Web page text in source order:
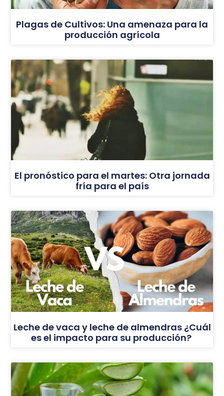
Plagas de Cultivos: Una amenaza para la
producción agrícola
El pronóstico para el martes: Otra jornada
fría para el país
Leche de vaca y leche de almendras ¿Cuál
es el impacto para su producción?